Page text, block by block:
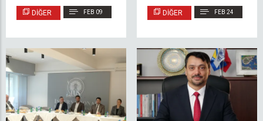
IUS Lobi ve Balkonları
Yeşillendi
DIĞER FEB 09
Hasak’ın Başarı
Hikâyesi
DIĞER FEB 24